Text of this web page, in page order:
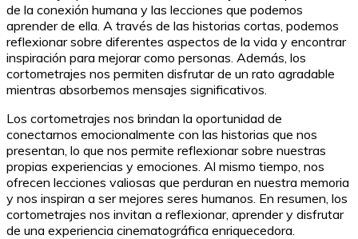
de la conexión humana y las lecciones que podemos
aprender de ella. A través de las historias cortas, podemos
reflexionar sobre diferentes aspectos de la vida y encontrar
inspiración para mejorar como personas. Además, los
cortometrajes nos permiten disfrutar de un rato agradable
mientras absorbemos mensajes significativos.
Los cortometrajes nos brindan la oportunidad de
conectarnos emocionalmente con las historias que nos
presentan, lo que nos permite reflexionar sobre nuestras
propias experiencias y emociones. Al mismo tiempo, nos
ofrecen lecciones valiosas que perduran en nuestra memoria
y nos inspiran a ser mejores seres humanos. En resumen, los
cortometrajes nos invitan a reflexionar, aprender y disfrutar
de una experiencia cinematográfica enriquecedora.